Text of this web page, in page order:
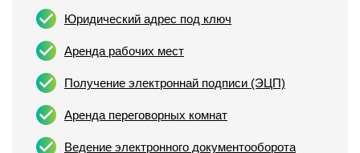
Юридический адрес под ключ
Аренда рабочих мест
Получение электроннай подписи (ЭЦП)
Аренда переговорных комнат
Ведение электронного документооборота